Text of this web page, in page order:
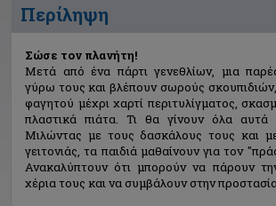
Περίληψη
Σώσε τον πλανήτη!
Μετά από ένα πάρτι γενεθλίων, μια
γύρω τους και βλέπουν σωρούς
φαγητού μέχρι χαρτί περιτυλίγματος,
πλαστικά πιάτα. Τι θα γίνουν όλα αυτά
Μιλώντας με τους δασκάλους τους και
γειτονιάς, τα παιδιά μαθαίνουν για τον
Ανακαλύπτουν ότι μπορούν να πάρουν
χέρια τους και να συμβάλουν στην